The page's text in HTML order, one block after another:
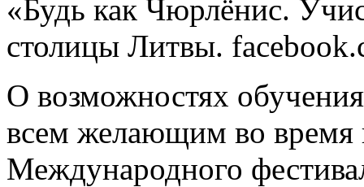
«Будь как Чюрлёнис.
столицы Литвы.
О возможностях
всем желающим во время
Международного